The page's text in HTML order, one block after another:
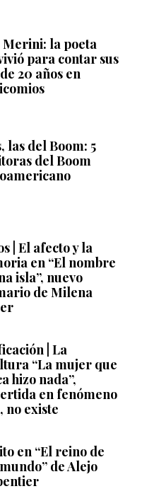
Merini: la poeta
para contar sus
20 años en
las del Boom: 5
del Boom
| El afecto y la
en “El nombre
isla”, nuevo
de Milena
| La
“La mujer que
hizo nada”,
en fenómeno
no existe
en “El reino de
de Alejo